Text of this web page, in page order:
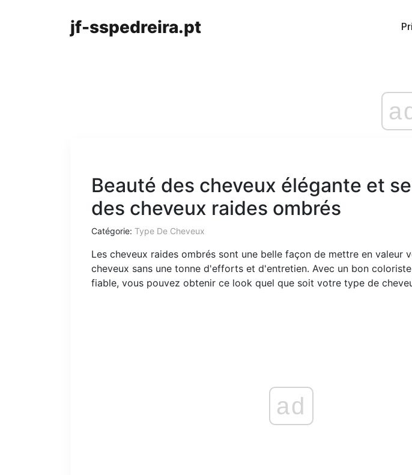
jf-sspedreira.pt
Beauté des cheveux élégante et
des cheveux raides ombrés
Catégorie: Type De Cheveux
Les cheveux raides ombrés sont une belle façon de mettre en valeur
cheveux sans une tonne d'efforts et d'entretien. Avec un bon
fiable, vous pouvez obtenir ce look quel que soit votre type de
ad